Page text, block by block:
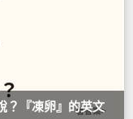
？『凍卵』的英文